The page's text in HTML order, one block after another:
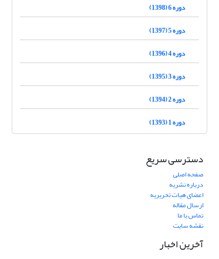
دوره 6 (1398)
دوره 5 (1397)
دوره 4 (1396)
دوره 3 (1395)
دوره 2 (1394)
دوره 1 (1393)
دسترسی سریع
صفحه اصلی
درباره نشریه
اعضای هیات تحریریه
ارسال مقاله
تماس با ما
نقشه سایت
آخرین اخبار